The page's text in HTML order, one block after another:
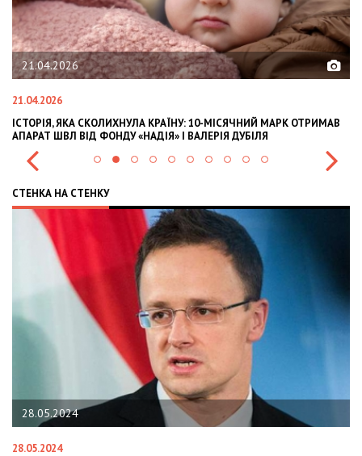
02.02.2026
02.02.2026
OLEKSII ABASOV: HOW UKRAINIAN BUSINESSES CAN ATTRACT
INTERNATIONAL INVESTMENTS AND HEDGE RISKS DURING WAR
СТЕНКА НА СТЕНКУ
22.01.2024
22.01.2024